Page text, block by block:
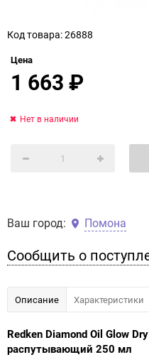
Код товара: 26888
Цена
1 663₽
Нет в наличии
Ваш город: Помона
Сообщить о
Описание Характеристики
Redken Diamond Oil Glow
распутывающий 250 мл